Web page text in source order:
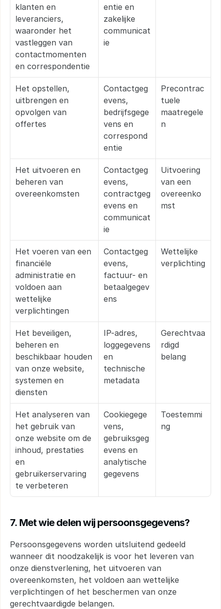
klanten en
leveranciers,
waaronder het
vastleggen van
contactmomenten
en correspondentie
entie en
zakelijke
communicat
ie
Het opstellen,
uitbrengen en
opvolgen van
offertes
Contactgeg
evens,
bedrijfsgege
vens en
correspond
entie
Precontrac
tuele
maatregele
n
Het uitvoeren en
beheren van
overeenkomsten
Contactgeg
evens,
contractgeg
evens en
communicat
ie
Uitvoering
van een
overeenko
mst
Het voeren van een
financiële
administratie en
voldoen aan
wettelijke
verplichtingen
Contactgeg
evens,
factuur- en
betaalgegev
ens
Wettelijke
verplichting
Het beveiligen,
beheren en
beschikbaar houden
van onze website,
systemen en
diensten
IP-adres,
loggegevens
en
technische
metadata
Gerechtvaa
rdigd
belang
Het analyseren van
het gebruik van
onze website om de
inhoud, prestaties
en
gebruikerservaring
te verbeteren
Cookiegege
vens,
gebruiksgeg
evens en
analytische
gegevens
Toestemmi
ng
7. Met wie delen wij persoonsgegevens?
Persoonsgegevens worden uitsluitend gedeeld
wanneer dit noodzakelijk is voor het leveren van
onze dienstverlening, het uitvoeren van
overeenkomsten, het voldoen aan wettelijke
verplichtingen of het beschermen van onze
gerechtvaardigde belangen.